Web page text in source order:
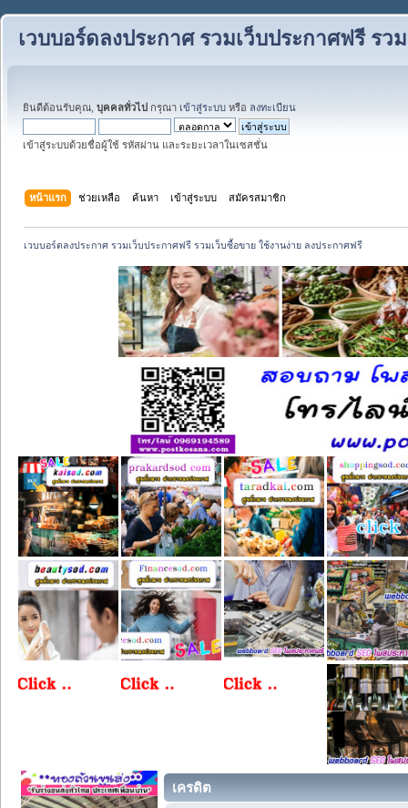
เวบบอร์ดลงประกาศ รวมเว็บประกาศฟรี รว
ยินดีต้อนรับคุณ, บุคคลทั่วไป กรุณา เข้าสู่ระบบ หรือ ลงทะเบียน
เข้าสู่ระบบด้วยชื่อผู้ใช้ รหัสผ่าน และระยะเวลาในเซสชั่น
หน้าแรก ช่วยเหลือ ค้นหา เข้าสู่ระบบ สมัครสมาชิก
เวบบอร์ดลงประกาศ รวมเว็บประกาศฟรี รวมเว็บซื้อขาย ใช้งานง่าย ลงประกาศฟรี
เครดิต